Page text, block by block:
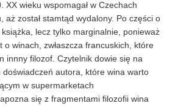
XX wieku wspomagał w Czechach
aż został stamtąd wydalony. Po części o
lecz tylko marginalnie, ponieważ
o winach, zwłaszcza francuskich, które
innny filozof. Czytelnik dowie się na
doświadczeń autora, które wina warto
w supermarketach
się z fragmentami filozofii wina